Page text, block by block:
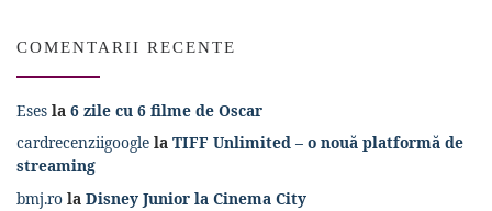
COMENTARII RECENTE
Eses la 6 zile cu 6 filme de Oscar
cardrecenziigoogle la TIFF Unlimited – o nouă platformă de
streaming
bmj.ro la Disney Junior la Cinema City